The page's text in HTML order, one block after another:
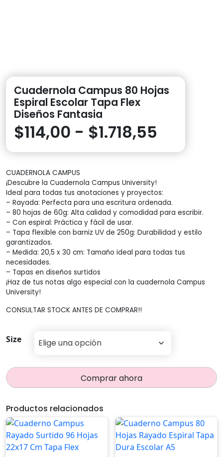
Cuadernola Campus 80 Hojas
Espiral Escolar Tapa Flex
Diseños Fantasia
$114,00 - $1.718,55
de
desde
$114,00
hasta
CUADERNOLA CAMPUS
¡Descubre la Cuadernola Campus University!
Ideal para todas tus anotaciones y proyectos:
– Rayada: Perfecta para una escritura ordenada.
– 80 hojas de 60g: Alta calidad y comodidad para escribir.
– Con espiral: Práctica y fácil de usar.
– Tapa flexible con barniz UV de 250g: Durabilidad y estilo
garantizados.
– Medida: 20,5 x 30 cm: Tamaño ideal para todas tus
necesidades.
– Tapas en diseños surtidos
¡Haz de tus notas algo especial con la cuadernola Campus
University!
CONSULTAR STOCK ANTES DE COMPRAR!!
Size
Comprar ahora
Productos relacionados